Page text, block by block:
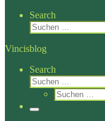
Search
Suche
Vincisblog
Search
Suche
Suche
Menü